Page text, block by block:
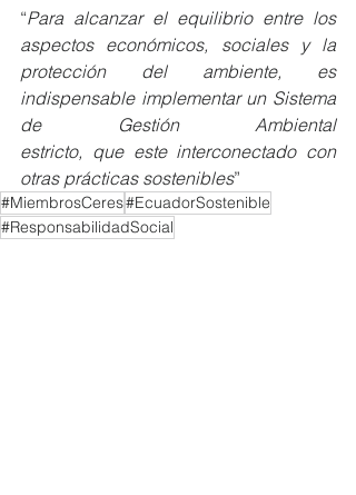
“Para alcanzar el equilibrio entre los
aspectos económicos, sociales y la
protección del ambiente, es
indispensable implementar un Sistema
de Gestión Ambiental
estricto, que este interconectado con
otras prácticas sostenibles”
#MiembrosCeres#EcuadorSostenible
#ResponsabilidadSocial